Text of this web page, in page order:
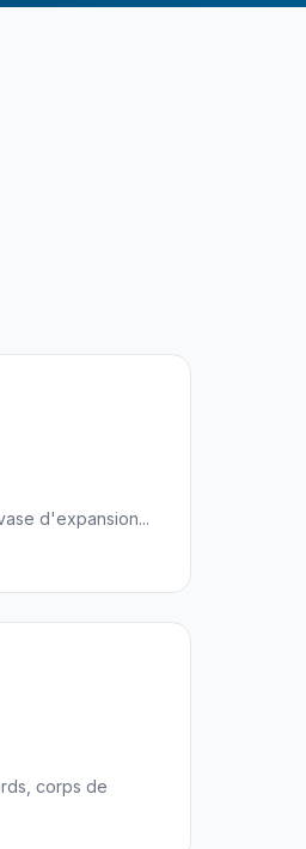
d'expansion...
corps de